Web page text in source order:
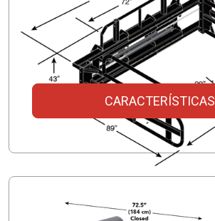
The Squeeze
CARACTERÍSTICAS